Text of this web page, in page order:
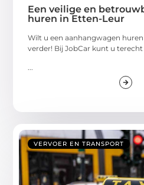
Een veilige en
huren in Etten-Leur
Wilt u een aanhangwagen
verder! Bij JobCar kunt u
...
VERVOER EN TRANSPORT